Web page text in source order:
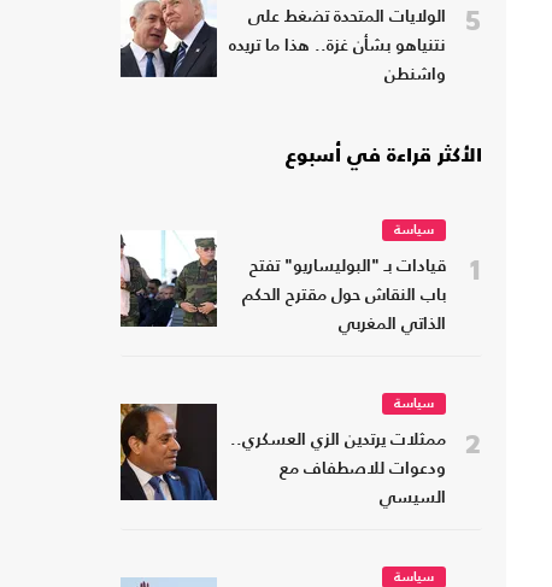
5
الولايات المتحدة تضغط على
نتنياهو بشأن غزة.. هذا ما تريده
واشنطن
الأكثر قراءة في أسبوع
1
سياسة
قيادات بـ "البوليساريو" تفتح
باب النقاش حول مقترح الحكم
الذاتي المغربي
2
سياسة
ممثلات يرتدين الزي العسكري..
ودعوات للاصطفاف مع
السيسي
سياسة